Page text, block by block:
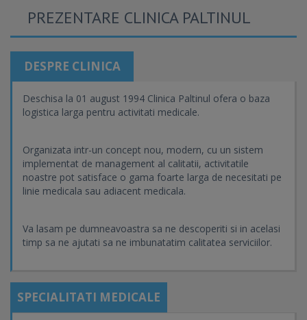
PREZENTARE CLINICA PALTINUL
DESPRE CLINICA
Deschisa la 01 august 1994 Clinica Paltinul ofera o baza
logistica larga pentru activitati medicale.
Organizata intr-un concept nou, modern, cu un sistem
implementat de management al calitatii, activitatile
noastre pot satisface o gama foarte larga de necesitati pe
linie medicala sau adiacent medicala.
Va lasam pe dumneavoastra sa ne descoperiti si in acelasi
timp sa ne ajutati sa ne imbunatatim calitatea serviciilor.
SPECIALITATI MEDICALE